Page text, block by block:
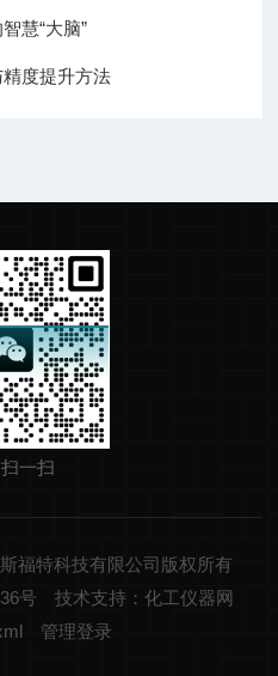
慧“大脑”
度提升方法
一扫
福特科技有限公司版权所有
号
技术支持：化工仪器网
管理登录